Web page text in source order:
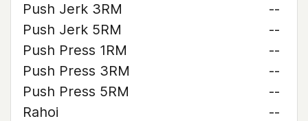
Push Jerk 3RM
--
Push Jerk 5RM
--
Push Press 1RM
--
Push Press 3RM
--
Push Press 5RM
--
Rahoi
--